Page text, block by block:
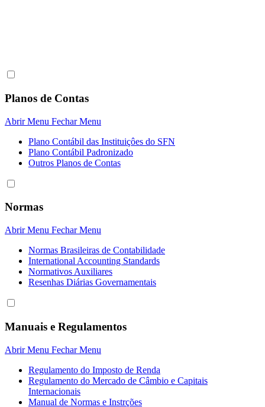
Planos de Contas
Abrir Menu Fechar Menu
Plano Contábil das Instituiçôes do SFN
Plano Contábil Padronizado
Outros Planos de Contas
Normas
Abrir Menu Fechar Menu
Normas Brasileiras de Contabilidade
International Accounting Standards
Normativos Auxiliares
Resenhas Diárias Governamentais
Manuais e Regulamentos
Abrir Menu Fechar Menu
Regulamento do Imposto de Renda
Regulamento do Mercado de Câmbio e Capitais
Internacionais
Manual de Normas e Instrções